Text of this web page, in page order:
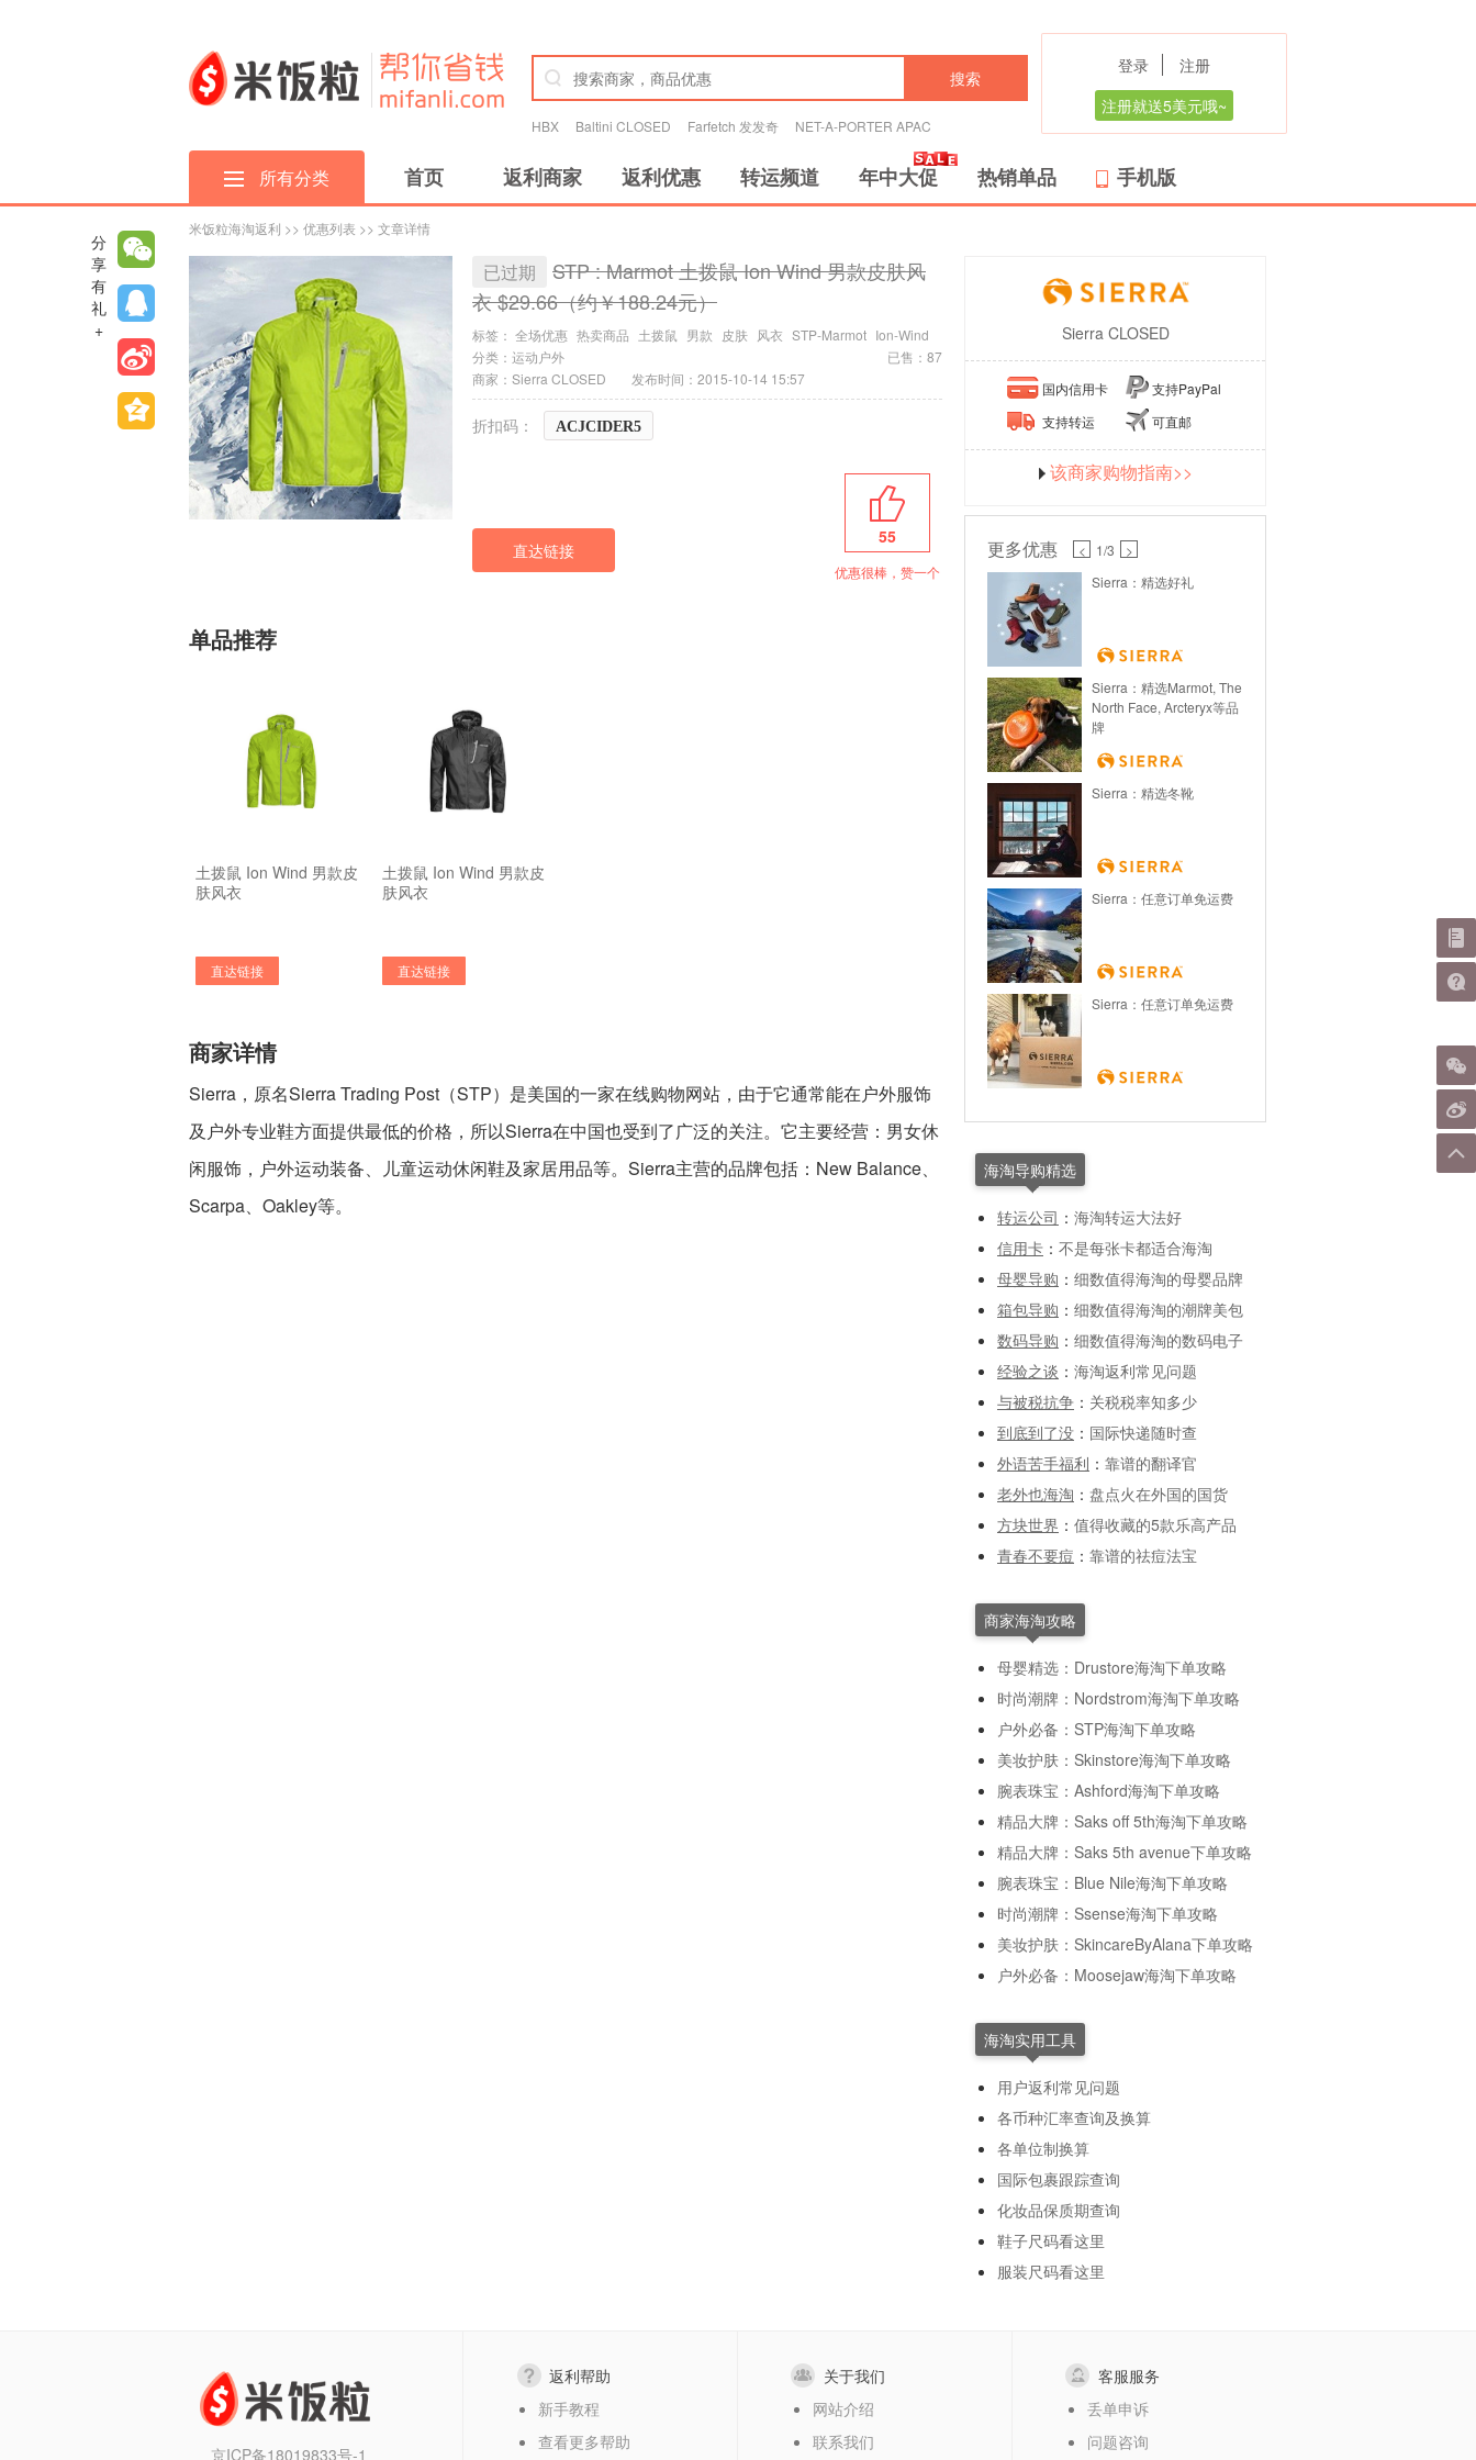
搜索
HBX Baltini CLOSED Farfetch 发发奇 NET-A-PORTER APAC
登录
注册
注册就送5美元哦~
所有分类 首页 返利商家 返利优惠 转运频道 年中大促 热销单品 手机版
米饭粒海淘返利 >> 优惠列表 >> 文章详情
已过期
STP : Marmot 土拨鼠 Ion Wind 男款皮肤风
衣 $29.66（约￥188.24元）
标签： 全场优惠 热卖商品 土拨鼠 男款 皮肤 风衣 STP-Marmot Ion-Wind
分类： 运动户外
已售：87
商家：Sierra CLOSED
发布时间：2015-10-14 15:57
折扣码： ACJCIDER5
直达链接
55
优惠很棒，赞一个
单品推荐
土拨鼠 Ion Wind 男款皮
肤风衣
直达链接
土拨鼠 Ion Wind 男款皮
肤风衣
直达链接
商家详情
Sierra，原名Sierra Trading Post（STP）是美国的一家在线购物网站，由于它通常能在户外服饰
及户外专业鞋方面提供最低的价格，所以Sierra在中国也受到了广泛的关注。它主要经营：男女休
闲服饰，户外运动装备、儿童运动休闲鞋及家居用品等。Sierra主营的品牌包括：New Balance、
Scarpa、Oakley等。
Sierra CLOSED
国内信用卡
支持PayPal
支持转运
可直邮
该商家购物指南>>
更多优惠 < 1/3
>
Sierra：精选好礼
Sierra：精选Marmot, The
North Face, Arcteryx等品
牌
Sierra：精选冬靴
Sierra：任意订单免运费
Sierra：任意订单免运费
海淘导购精选
转运公司 ： 海淘转运大法好
信用卡 ： 不是每张卡都适合海淘
母婴导购 ： 细数值得海淘的母婴品牌
箱包导购 ： 细数值得海淘的潮牌美包
数码导购 ： 细数值得海淘的数码电子
经验之谈 ： 海淘返利常见问题
与被税抗争 ： 关税税率知多少
到底到了没 ： 国际快递随时查
外语苦手福利 ： 靠谱的翻译官
老外也海淘 ： 盘点火在外国的国货
方块世界 ： 值得收藏的5款乐高产品
青春不要痘 ： 靠谱的祛痘法宝
商家海淘攻略
母婴精选：Drustore海淘下单攻略
时尚潮牌：Nordstrom海淘下单攻略
户外必备：STP海淘下单攻略
美妆护肤：Skinstore海淘下单攻略
腕表珠宝：Ashford海淘下单攻略
精品大牌：Saks off 5th海淘下单攻略
精品大牌：Saks 5th avenue下单攻略
腕表珠宝：Blue Nile海淘下单攻略
时尚潮牌：Ssense海淘下单攻略
美妆护肤：SkincareByAlana下单攻略
户外必备：Moosejaw海淘下单攻略
海淘实用工具
用户返利常见问题
各币种汇率查询及换算
各单位制换算
国际包裹跟踪查询
化妆品保质期查询
鞋子尺码看这里
服装尺码看这里
分
享
有
礼
+
京ICP备18019833号-1
返利帮助
新手教程
查看更多帮助
关于我们
网站介绍
联系我们
客服服务
丢单申诉
问题咨询